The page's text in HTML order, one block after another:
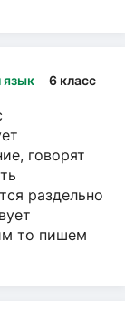
язык 6 класс
говорят
раздельно
то пишем